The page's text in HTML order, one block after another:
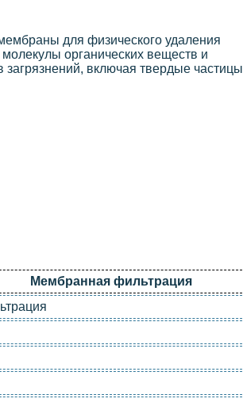
для физического удаления
органических веществ и
включая твердые частицы
Мембранная фильтрация